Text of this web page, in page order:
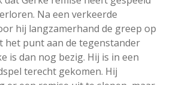
Na een verkeerde
hij langzamerhand de greep op
het punt aan de tegenstander
is dan nog bezig. Hij is in een
terecht gekomen. Hij